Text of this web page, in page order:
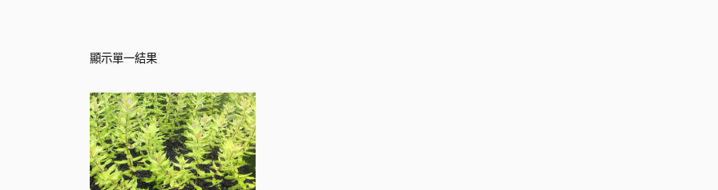
顯示單一結果